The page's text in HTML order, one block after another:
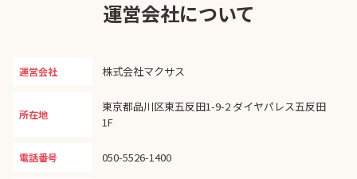
運営会社について
運営会社 株式会社マクサス
所在地
東京都品川区東五反田1-9-2 ダイヤパレス五反田
1F
電話番号 050-5526-1400